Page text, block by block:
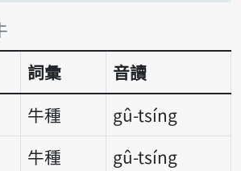
詞彙
音讀
牛種
gû-tsíng
牛種
gû-tsíng